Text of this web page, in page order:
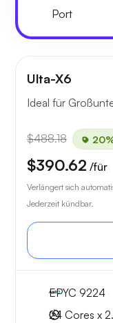
Port
Ulta-X6
Ideal für
$488.18
$390.62 /für
Verlängert sich
Jederzeit kündbar.
EPYC 9224
24 Cores x